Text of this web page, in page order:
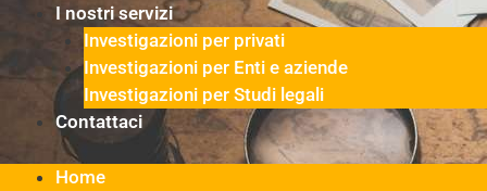
I nostri servizi
Investigazioni per privati
Investigazioni per Enti e aziende
Investigazioni per Studi legali
Contattaci
Home